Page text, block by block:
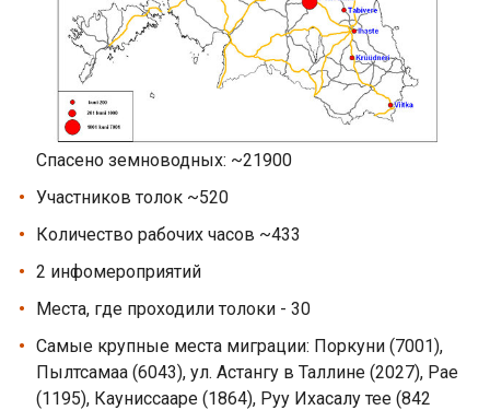
Спасено земноводных: ~21900
Участников толок ~520
Количество рабочих часов ~433
2 инфомероприятий
Места, где проходили толоки - 30
Самые крупные места миграции: Поркуни (7001),
Пылтсамаа (6043), ул. Астангу в Таллине (2027), Рае
(1195), Кауниссааре (1864), Руу Ихасалу тее (842